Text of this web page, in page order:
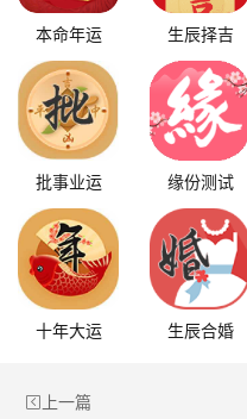
本命年运 生辰择吉
批事业运 缘份测试
十年大运 生辰合婚
上一篇